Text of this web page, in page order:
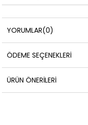
YORUMLAR(0)
ÖDEME SEÇENEKLERI
ÜRÜN ÖNERILERI